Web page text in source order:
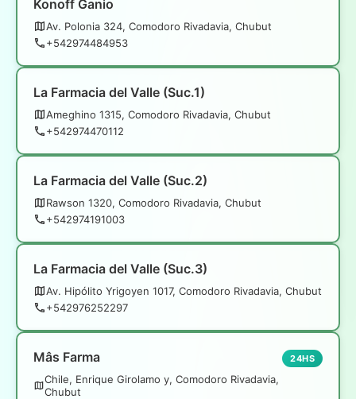
Konoff Ganio
Av. Polonia 324, Comodoro Rivadavia, Chubut
+542974484953
La Farmacia del Valle (Suc.1)
Ameghino 1315, Comodoro Rivadavia, Chubut
+542974470112
La Farmacia del Valle (Suc.2)
Rawson 1320, Comodoro Rivadavia, Chubut
+542974191003
La Farmacia del Valle (Suc.3)
Av. Hipólito Yrigoyen 1017, Comodoro Rivadavia, Chubut
+542976252297
Mâs Farma
Chile, Enrique Girolamo y, Comodoro Rivadavia,
Chubut
24HS